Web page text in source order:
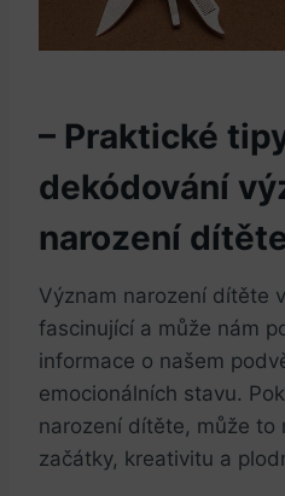
– Praktické
dekódování
narození
Význam narození dítěte
fascinující a může nám
informace o ‍našem
emocionálních stavu.
narození dítěte, může‌ to⁣
začátky, ​kreativitu​ a